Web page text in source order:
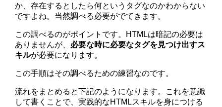
か、存在するとしたら何というタグなのかわからない
ですよね。当然調べる必要がでてきます。
この調べるのがポイントです。HTMLは暗記の必要は
ありませんが、 必要な時に必要なタグを見つけ出すス
キルが必要になります。
この手順はその調べるための練習なのです。
流れをまとめると下記のようになります。これを意識
して書くことで、実践的なHTMLスキルを身につける